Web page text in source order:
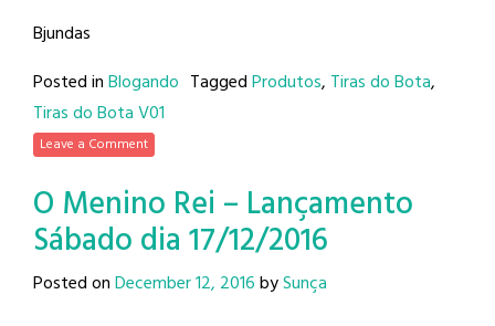
Bjundas
Posted inBlogando TaggedProdutos, Tiras do Bota,
Tiras do Bota V01
Leave a Comment
O Menino Rei – Lançamento
Sábado dia 17/12/2016
Posted onDecember 12, 2016bySunça